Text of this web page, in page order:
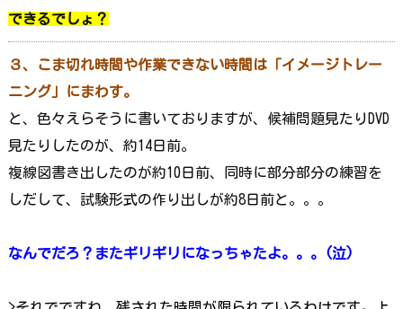
できるでしょ？
３、こま切れ時間や作業できない時間は「イメージトレー
ニング」にまわす。
と、色々えらそうに書いておりますが、候補問題見たりDVD
見たりしたのが、約14日前。
複線図書き出したのが約10日前、同時に部分部分の練習を
しだして、試験形式の作り出しが約8日前と。。。
なんでだろ？またギリギリになっちゃたよ。。。(泣)